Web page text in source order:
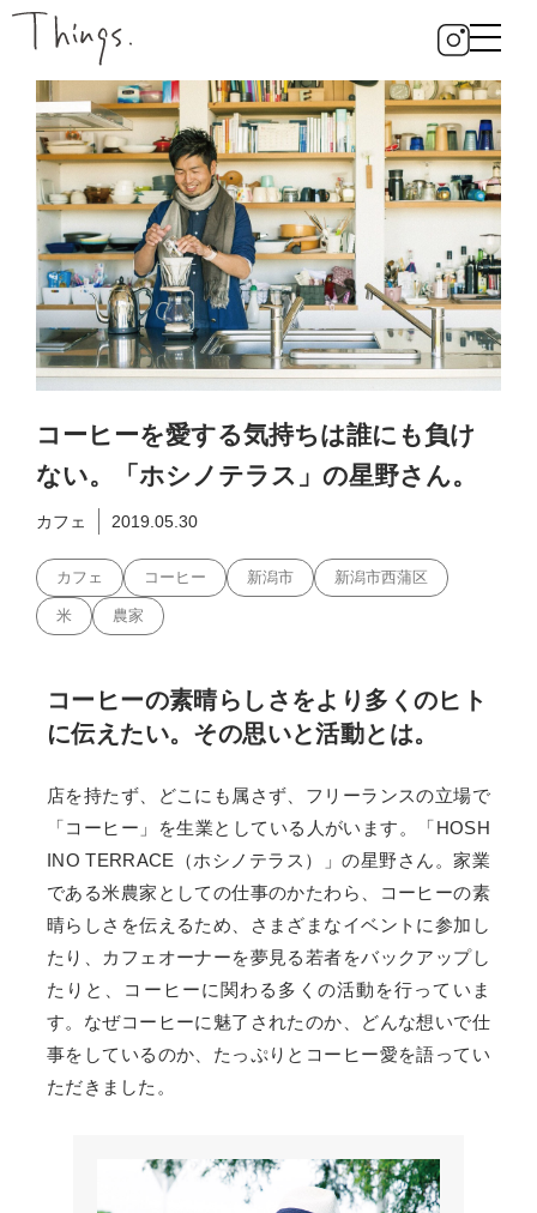
コーヒーを愛する気持ちは誰にも負け
ない。「ホシノテラス」の星野さん。
カフェ 2019.05.30
カフェ コーヒー 新潟市 新潟市西蒲区
米 農家
コーヒーの素晴らしさをより多くのヒト
に伝えたい。その思いと活動とは。
店を持たず、どこにも属さず、フリーランスの立場で
「コーヒー」を生業としている人がいます。「HOSH
INO TERRACE（ホシノテラス）」の星野さん。家業
である米農家としての仕事のかたわら、コーヒーの素
晴らしさを伝えるため、さまざまなイベントに参加し
たり、カフェオーナーを夢見る若者をバックアップし
たりと、コーヒーに関わる多くの活動を行っていま
す。なぜコーヒーに魅了されたのか、どんな想いで仕
事をしているのか、たっぷりとコーヒー愛を語ってい
ただきました。